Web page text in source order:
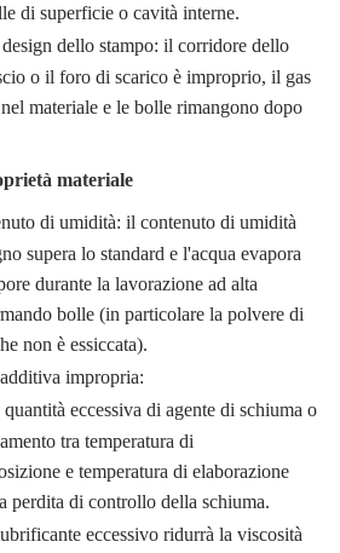
di superficie o cavità interne.
dello stampo: il corridore dello
o il foro di scarico è improprio, il gas
materiale e le bolle rimangono dopo
materiale
di umidità: il contenuto di umidità
supera lo standard e l'acqua evapora
durante la lavorazione ad alta
bolle (in particolare la polvere di
non è essiccata).
impropria:
eccessiva di agente di schiuma o
tra temperatura di
e temperatura di elaborazione
perdita di controllo della schiuma.
eccessivo ridurrà la viscosità